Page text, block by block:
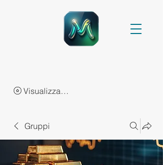
Visualizza punti
Gruppi